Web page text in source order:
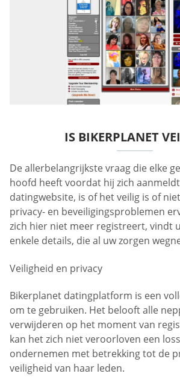
IS BIKERPLANET
De allerbelangrijkste vraag die elke
hoofd heeft voordat hij zich
datingwebsite, is of het veilig is of
privacy- en beveiligingsproblemen
zich hier niet meer registreert, vindt
enkele details, die al uw zorgen
Veiligheid en privacy
Bikerplanet datingplatform is een
om te gebruiken. Het belooft alle
verwijderen op het moment van
kan het zich niet veroorloven een
ondernemen met betrekking tot de
veiligheid van haar leden.